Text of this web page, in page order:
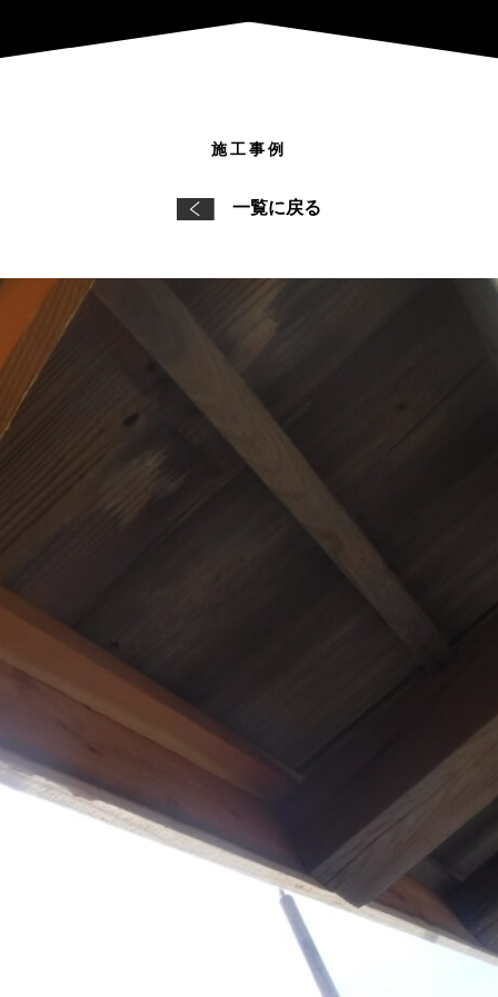
施工事例
一覧に戻る